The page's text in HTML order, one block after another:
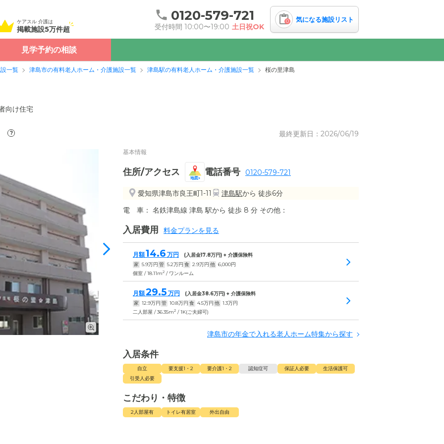
ケアスル 介護は
掲載施設5万件超
0120-579-721
受付時間 10:00〜19:00 土日祝OK
0 気になる施設リスト
見学予約の相談
一覧 津島市の有料老人ホーム・介護施設一覧 津島駅の有料老人ホーム・介護施設一覧 桜の里津島
向け住宅
? 最終更新日：2026/06/19
基本情報
住所/アクセス
地図
電話番号 0120-579-721
愛知県津島市良王町1-11 津島駅から 徒歩6分
電 車： 名鉄津島線 津島 駅から 徒歩 8 分 その他：
入居費用 料金プランを見る
月額14.6 万円 (入居金17.8万円) + 介護保険料
家 5.9万円 管 5.2万円 食 2.9万円 他 6,000円
個室 / 18.11m2 / ワンルーム
月額29.5 万円 (入居金38.6万円) + 介護保険料
家 12.9万円 管 10.8万円 食 4.5万円 他 1.3万円
二人部屋 / 36.35m2 / 1K(ご夫婦可)
津島市の年金で入れる老人ホーム特集から探す
入居条件
自立 要支援1・2 要介護1・2 認知症可 保証人必要
生活保護可
引受人必要
こだわり・特徴
2人部屋有 トイレ有居室 外出自由